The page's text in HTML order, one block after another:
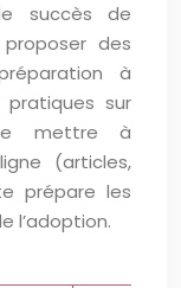
succès de
des
à
pratiques sur
mettre à
(articles,
prépare les
l’adoption.